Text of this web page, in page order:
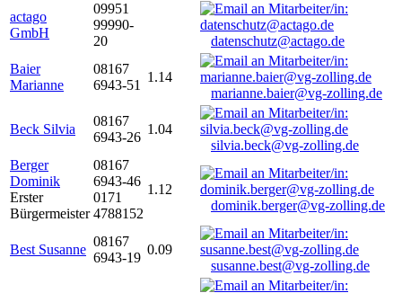
actago
GmbH
09951
99990-
20
datenschutz@actago.de
Baier
Marianne
08167
6943-51
1.14
marianne.baier@vg-zolling.de
Beck Silvia
08167
6943-26
1.04
silvia.beck@vg-zolling.de
Berger
Dominik
Erster
Bürgermeister
08167
6943-46
0171
4788152
1.12
dominik.berger@vg-zolling.de
Best Susanne
08167
6943-19
0.09
susanne.best@vg-zolling.de